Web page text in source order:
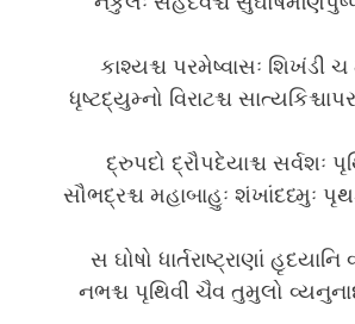
કાશ્યશ્ચ પરમેષ્વાસઃ શિખંડી ચ
ધૃષ્ટદ્યુમ્નો વિરાટશ્ચ
દ્રુપદો દ્રૌપદેયાશ્ચ સર્વશઃ
સૌભદ્રશ્ચ મહાબાહુઃ શંખાંદધ્મુઃ
સ ઘોષો ધાર્તરાષ્ટ્રાણાં
નભશ્ચ પૃથિવીં ચૈવ તુમુલો